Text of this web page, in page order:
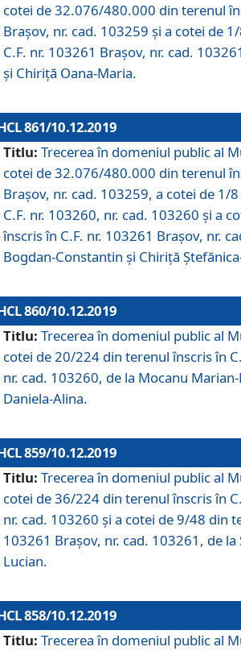
cotei de 32.076/480.000 din terenul
Brașov, nr. cad. 103259 și a cotei de
C.F. nr. 103261 Brașov, nr. cad.
și Chiriță Oana-Maria.
861/10.12.2019
Titlu: Trecerea în domeniul public al
cotei de 32.076/480.000 din terenul
Brașov, nr. cad. 103259, a cotei de 1/
C.F. nr. 103260, nr. cad. 103260 și a
înscris în C.F. nr. 103261 Brașov, nr.
Bogdan-Constantin și Chiriță
860/10.12.2019
Titlu: Trecerea în domeniul public al
cotei de 20/224 din terenul înscris în
nr. cad. 103260, de la Mocanu
Daniela-Alina.
859/10.12.2019
Titlu: Trecerea în domeniul public al
cotei de 36/224 din terenul înscris în
nr. cad. 103260 și a cotei de 9/48 din
103261 Brașov, nr. cad. 103261, de
Lucian.
858/10.12.2019
Titlu: Trecerea în domeniul public al